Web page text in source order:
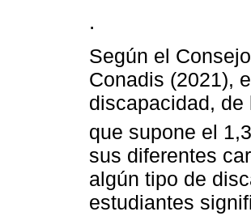
.
Según el
Conadis (2021),
discapacidad,
que supone el
sus diferentes
algún tipo de
estudiantes